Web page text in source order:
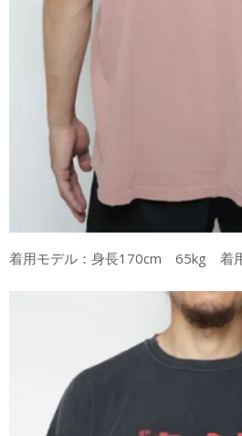
着用モデル：身長170cm 65kg 着